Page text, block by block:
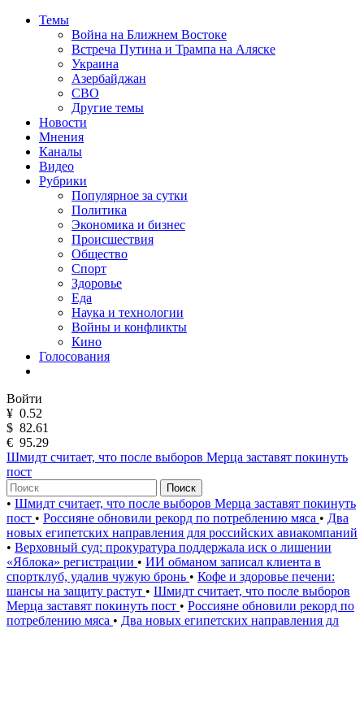
Темы
Война на Ближнем Востоке
Встреча Путина и Трампа на Аляске
Украина
Азербайджан
СВО
Другие темы
Новости
Мнения
Каналы
Видео
Рубрики
Популярное за сутки
Политика
Экономика и бизнес
Происшествия
Общество
Спорт
Здоровье
Еда
Наука и технологии
Войны и конфликты
Кино
Голосования
Войти
¥ 0.52
$ 82.61
€ 95.29
Шмидт считает, что после выборов Мерца заставят покинуть
пост
Поиск
• Шмидт считает, что после выборов Мерца заставят покинуть
пост • Россияне обновили рекорд по потреблению мяса • Два
новых египетских направления для российских авиакомпаний
• Верховный суд: прокуратура поддержала иск о лишении
«Яблока» регистрации • ИИ обманом записал клиента в
спортклуб, удалив чужую бронь • Кофе и здоровье печени:
шансы на защиту растут • Шмидт считает, что после выборов
Мерца заставят покинуть пост • Россияне обновили рекорд по
потреблению мяса • Два новых египетских направления дл